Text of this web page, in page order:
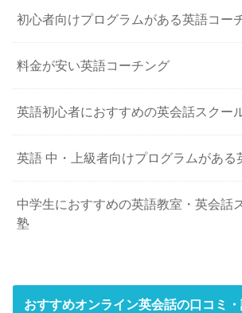
初心者向けプログラムがある英語コー
料金が安い英語コーチング
英語初心者におすすめの英会話スクー
英語 中・上級者向けプログラムがある
中学生におすすめの英語教室・英会話
塾
おすすめオンライン英会話の口コミ・